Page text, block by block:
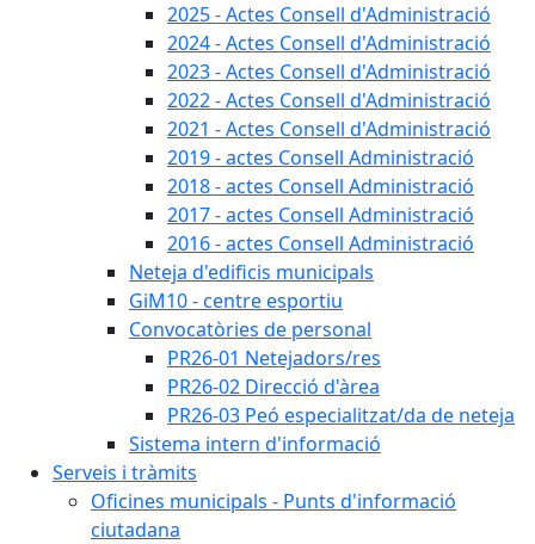
2025 - Actes Consell d'Administració
2024 - Actes Consell d'Administració
2023 - Actes Consell d'Administració
2022 - Actes Consell d'Administració
2021 - Actes Consell d'Administració
2019 - actes Consell Administració
2018 - actes Consell Administració
2017 - actes Consell Administració
2016 - actes Consell Administració
Neteja d'edificis municipals
GiM10 - centre esportiu
Convocatòries de personal
PR26-01 Netejadors/res
PR26-02 Direcció d'àrea
PR26-03 Peó especialitzat/da de neteja
Sistema intern d'informació
Serveis i tràmits
Oficines municipals - Punts d'informació
ciutadana